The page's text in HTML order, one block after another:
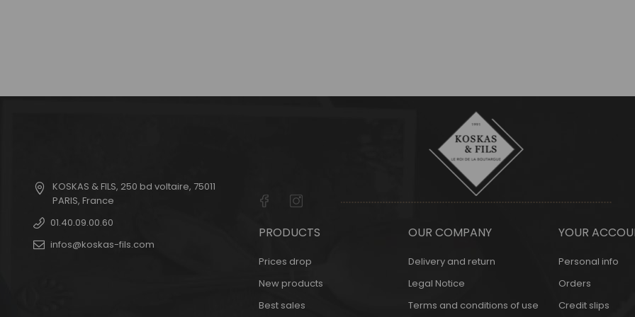
KOSKAS & FILS, 250 bd voltaire, 75011
PARIS, France
01.40.09.00.60
infos@koskas-fils.com
PRODUCTS
Prices drop
New products
Best sales
OUR COMPANY
Delivery and return
Legal Notice
Terms and conditions of use
YOUR
Personal info
Orders
Credit slips